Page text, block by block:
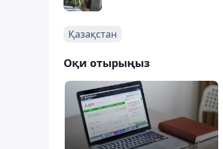
Қазақстан
Оқи отырыңыз